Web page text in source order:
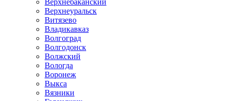
Верхнебаканский
Верхнеуральск
Витязево
Владикавказ
Волгоград
Волгодонск
Волжский
Вологда
Воронеж
Выкса
Вязники